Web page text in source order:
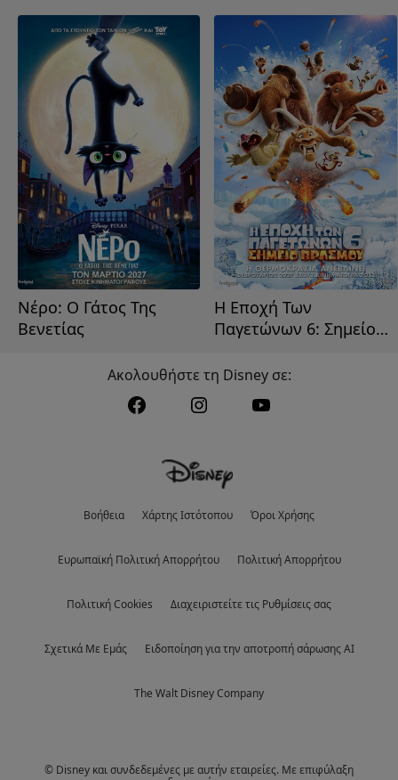
Νέρο: Ο Γάτος Της
Βενετίας
Η Εποχή Των
Παγετώνων 6: Σημείο
Ακολουθήστε τη Disney σε:
Βοήθεια Χάρτης Ιστότοπου Όροι Χρήσης
Eυρωπαϊκή Πολιτική Απορρήτου Πολιτική Απορρήτου
Πολιτική Cookies Διαχειριστείτε τις Ρυθμίσεις σας
Σχετικά Με Εμάς Ειδοποίηση για την αποτροπή σάρωσης AI
The Walt Disney Company
© Disney και συνδεδεμένες με αυτήν εταιρείες. Με επιφύλαξη